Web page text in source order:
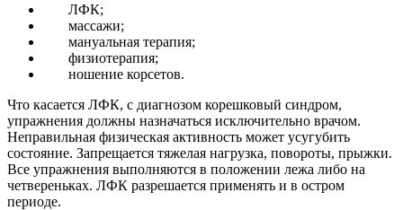
ЛФК;
массажи;
мануальная терапия;
физиотерапия;
ношение корсетов.
Что касается ЛФК, с диагнозом корешковый синдром,
упражнения должны назначаться исключительно врачом.
Неправильная физическая активность может усугубить
состояние. Запрещается тяжелая нагрузка, повороты, прыжки.
Все упражнения выполняются в положении лежа либо на
четвереньках. ЛФК разрешается применять и в остром
периоде.